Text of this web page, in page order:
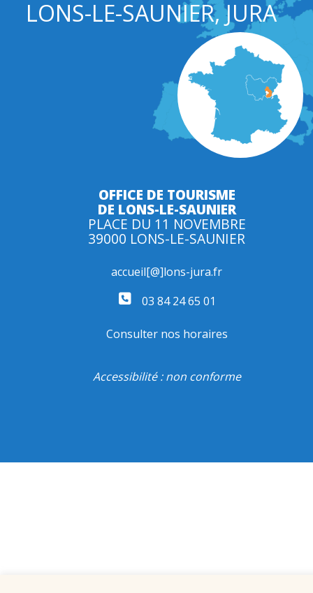
LONS-LE-SAUNIER, JURA
OFFICE DE TOURISME
DE LONS-LE-SAUNIER
PLACE DU 11 NOVEMBRE
39000 LONS-LE-SAUNIER
accueil[@]lons-jura.fr
03 84 24 65 01
Consulter nos horaires
Accessibilité : non conforme